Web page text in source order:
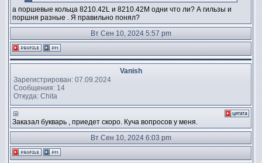
а поршевые кольца 8210.42L и 8210.42M одни что ли? А гильзы и
поршня разные . Я правильно понял?
Вт Сен 10, 2024 5:57 pm
Vanish
Зарегистрирован: 07.09.2024
Сообщения: 14
Откуда: Chita
Заказал букварь , приедет скоро. Куча вопросов у меня.
Вт Сен 10, 2024 6:03 pm